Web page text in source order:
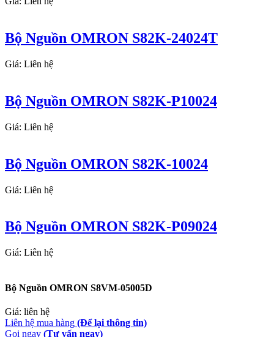
Bộ Nguồn OMRON S82K-24024T
Giá: Liên hệ
Bộ Nguồn OMRON S82K-P10024
Giá: Liên hệ
Bộ Nguồn OMRON S82K-10024
Giá: Liên hệ
Bộ Nguồn OMRON S82K-P09024
Giá: Liên hệ
Bộ Nguồn OMRON S8VM-05005D
Giá: liên hệ
Liên hệ mua hàng (Để lại thông tin)
Gọi ngay (Tư vấn ngay)